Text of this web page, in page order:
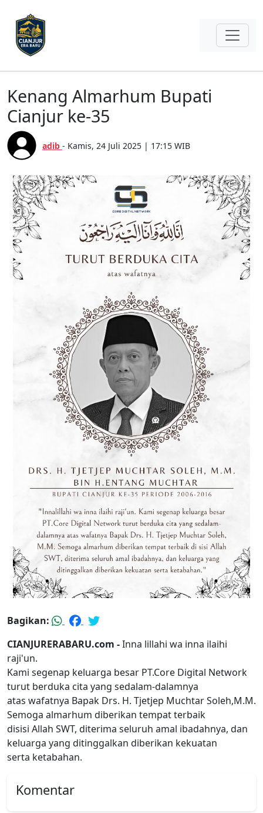
Kenang Almarhum Bupati
Cianjur ke-35
adib - Kamis, 24 Juli 2025 | 17:15 WIB
Bagikan:
CIANJURERABARU.com -Inna lillahi wa inna ilaihi
raji'un.
Kami segenap keluarga besar PT.Core Digital Network
turut berduka cita yang sedalam-dalamnya
atas wafatnya Bapak Drs. H. Tjetjep Muchtar Soleh,M.M.
Semoga almarhum diberikan tempat terbaik
disisi Allah SWT, diterima seluruh amal ibadahnya, dan
keluarga yang ditinggalkan diberikan kekuatan
serta ketabahan.
Komentar